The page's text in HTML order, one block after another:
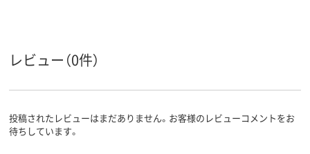
レビュー（0件）
投稿されたレビューはまだありません。お客様のレビューコメントをお
待ちしています。